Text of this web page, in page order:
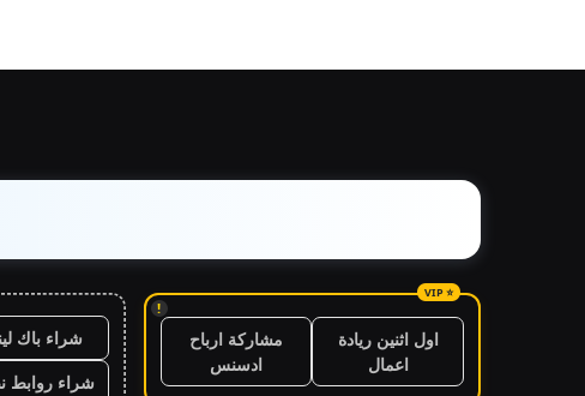
!
اول اثنين ريادة
اعمال
مشاركة ارباح
ادسنس
شراء باك
شراء روابط